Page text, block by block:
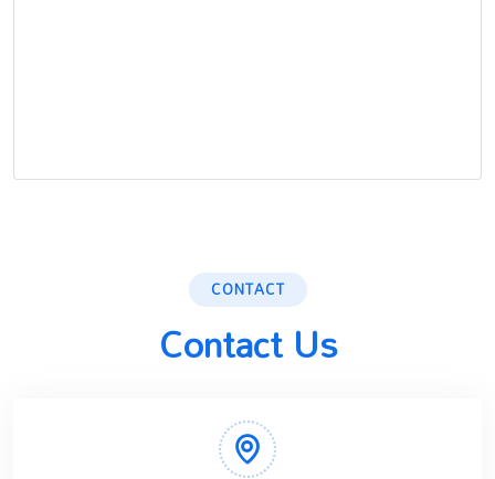
CONTACT
Contact Us